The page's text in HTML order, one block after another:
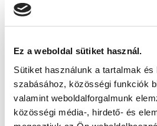
Ez a weboldal sütiket használ.
Sütiket használunk a tartalmak
szabásához, közösségi funkciók
valamint weboldalforgalmunk
közösségi média-, hirdető- és
Elfogadom az